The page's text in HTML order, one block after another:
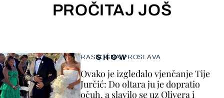
PROČITAJ JOŠ
SHOW
RASKOŠNA PROSLAVA
Ovako je izgledalo vjenčanje Tije
Jurčić: Do oltara ju je dopratio
očuh, a slavilo se uz Olivera i